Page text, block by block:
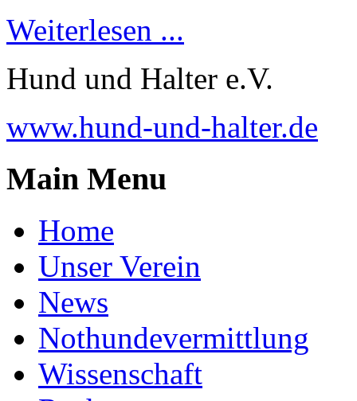
Weiterlesen ...
Hund und Halter e.V.
www.hund-und-halter.de
Main Menu
Home
Unser Verein
News
Nothundevermittlung
Wissenschaft